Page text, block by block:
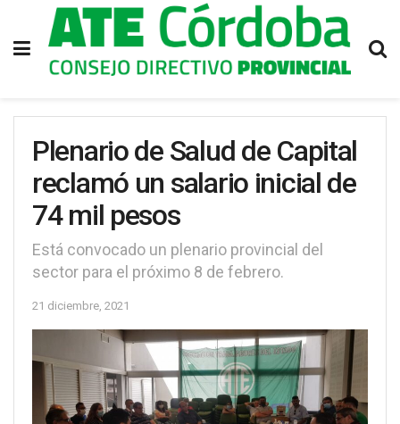
Plenario de Salud de Capital
reclamó un salario inicial de
74 mil pesos
Está convocado un plenario provincial del
sector para el próximo 8 de febrero.
21 diciembre, 2021